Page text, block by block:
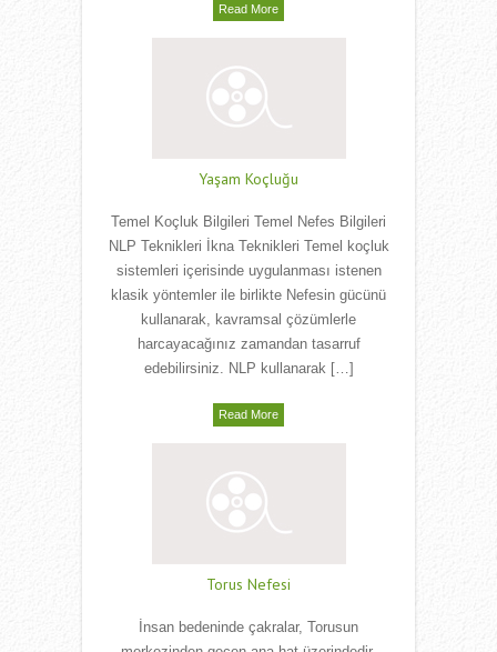
Read More
Yaşam Koçluğu
Temel Koçluk Bilgileri Temel Nefes Bilgileri
NLP Teknikleri İkna Teknikleri Temel koçluk
sistemleri içerisinde uygulanması istenen
klasik yöntemler ile birlikte Nefesin gücünü
kullanarak, kavramsal çözümlerle
harcayacağınız zamandan tasarruf
edebilirsiniz. NLP kullanarak […]
Read More
Torus Nefesi
İnsan bedeninde çakralar, Torusun